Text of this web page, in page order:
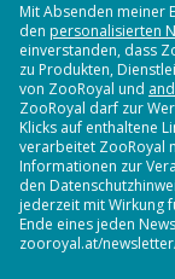
Mit Absenden meiner
den personalisierten
einverstanden, dass
zu Produkten,
von ZooRoyal und
ZooRoyal darf zur
Klicks auf enthaltene
verarbeitet ZooRoyal
Informationen zur
den
jederzeit mit Wirkung
Ende eines jeden
zooroyal.at/